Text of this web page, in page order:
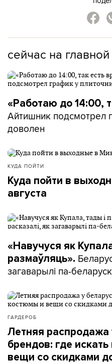
сейчас на главной
«Работаю до 14:00,
Айтишник подсмотрел
доволен
КУДА ПОЙТИ
Куда пойти в
августа
«Навучуся як
размаўляць».
загаварылі па-
ГАРДЕРОБ
Летняя распродажа
брендов: где
вещи со скидками